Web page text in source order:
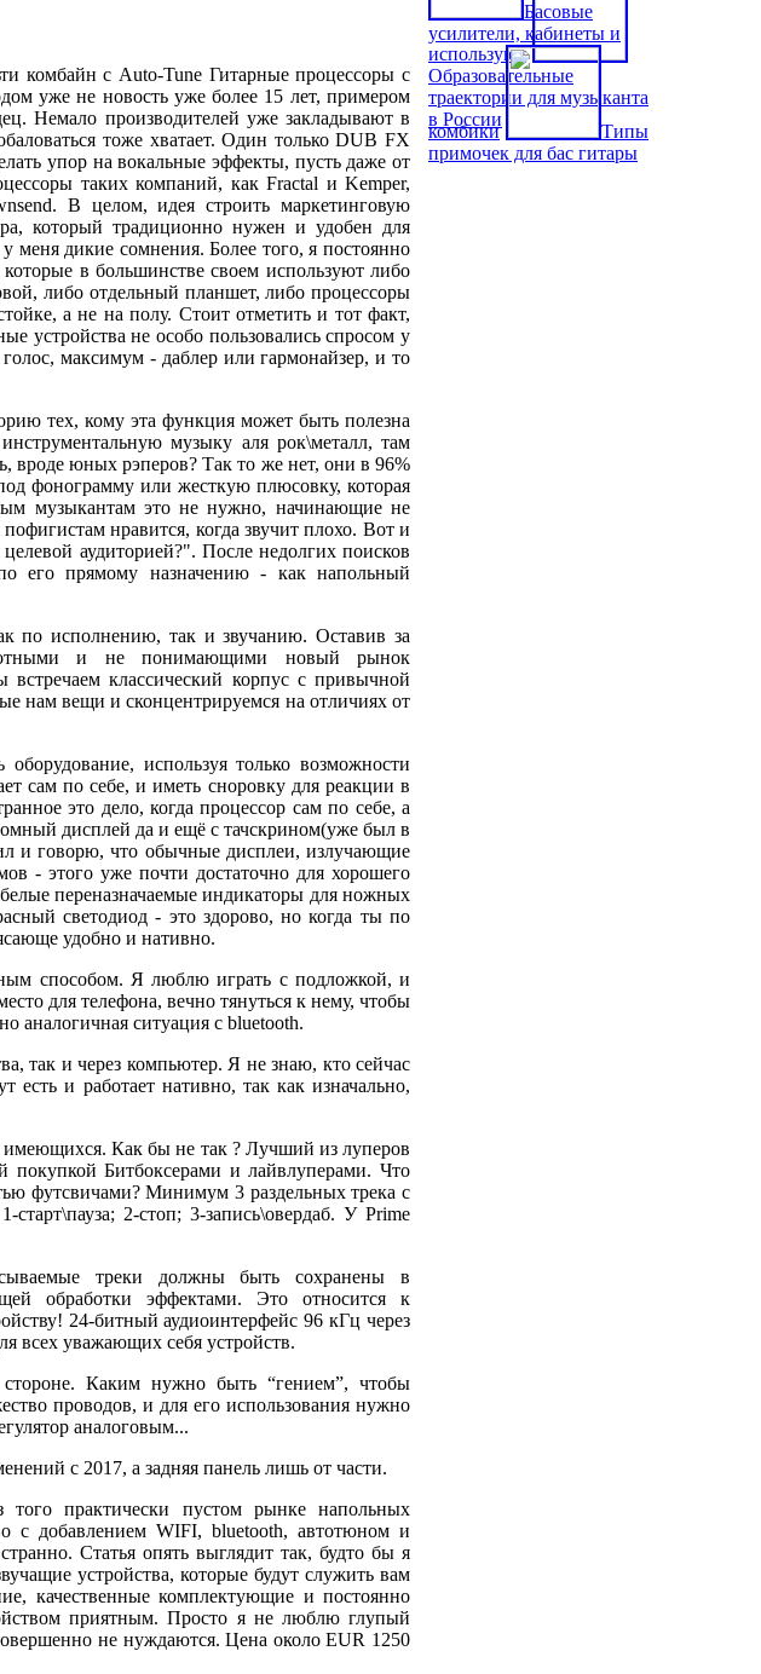
комбайн с Auto-Tune Гитарные процессоры с
уже не новость уже более 15 лет, примером
Немало производителей уже закладывают в
тоже хватает. Один только DUB FX
упор на вокальные эффекты, пусть даже от
таких компаний, как Fractal и Kemper,
В целом, идея строить маркетинговую
который традиционно нужен и удобен для
меня дикие сомнения. Более того, я постоянно
в большинстве своем используют либо
либо отдельный планшет, либо процессоры
а не на полу. Стоит отметить и тот факт,
устройства не особо пользовались спросом у
максимум - даблер или гармонайзер, и то
тех, кому эта функция может быть полезна
музыку аля рок\металл, там
вроде юных рэперов? Так то же нет, они в 96%
фонограмму или жесткую плюсовку, которая
музыкантам это не нужно, начинающие не
нравится, когда звучит плохо. Вот и
аудиторией?". После недолгих поисков
его прямому назначению - как напольный
по исполнению, так и звучанию. Оставив за
и не понимающими новый рынок
классический корпус с привычной
нам вещи и сконцентрируемся на отличиях от
используя только возможности
сам по себе, и иметь сноровку для реакции в
это дело, когда процессор сам по себе, а
дисплей да и ещё с тачскрином(уже был в
и говорю, что обычные дисплеи, излучающие
- этого уже почти достаточно для хорошего
переназначаемые индикаторы для ножных
светодиод - это здорово, но когда ты по
удобно и нативно.
способом. Я люблю играть с подложкой, и
для телефона, вечно тянуться к нему, чтобы
аналогичная ситуация с bluetooth.
так и через компьютер. Я не знаю, кто сейчас
есть и работает нативно, так как изначально,
имеющихся. Как бы не так ? Лучший из луперов
покупкой Битбоксерами и лайвлуперами. Что
футсвичами? Минимум 3 раздельных трека с
2-стоп; 3-запись\овердаб. У Prime
треки должны быть сохранены в
обработки эффектами. Это относится к
24-битный аудиоинтерфейс 96 кГц через
всех уважающих себя устройств.
Каким нужно быть “гением”, чтобы
проводов, и для его использования нужно
аналоговым...
с 2017, а задняя панель лишь от части.
практически пустом рынке напольных
с добавлением WIFI, bluetooth, автотюном и
Статья опять выглядит так, будто бы я
устройства, которые будут служить вам
качественные комплектующие и постоянно
приятным. Просто я не люблю глупый
не нуждаются. Цена около EUR 1250
используют
Образовательные
траектории для музыканта
в России
Басовые
усилители, кабинеты и
комбики
Типы
примочек для бас гитары